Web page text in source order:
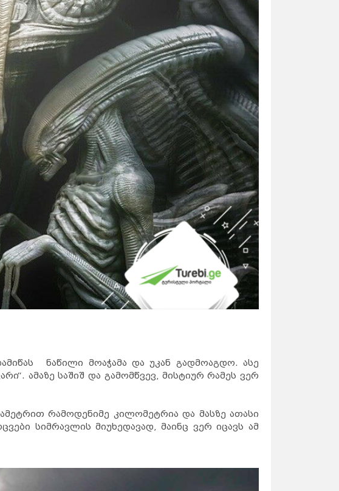
ნაწილი მოაჭამა და უკან გადმოაგდო. ასე
ამაზე საშიშ და გამომწვევ, მისტიურ რამეს ვერ
რამოდენიმე კილომეტრია და მასზე ათასი
სიმრავლის მიუხედავად, მაინც ვერ იცავს ამ